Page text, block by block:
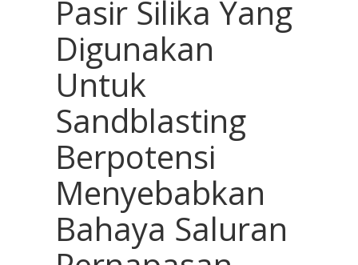
Pasir Silika Yang
Digunakan
Untuk
Sandblasting
Berpotensi
Menyebabkan
Bahaya Saluran